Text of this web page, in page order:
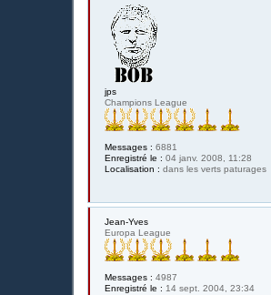
jps
Champions League
Messages : 6881
Enregistré le : 04 janv. 2008, 11:28
Localisation : dans les verts paturages
Jean-Yves
Europa League
Messages : 4987
Enregistré le : 14 sept. 2004, 23:34